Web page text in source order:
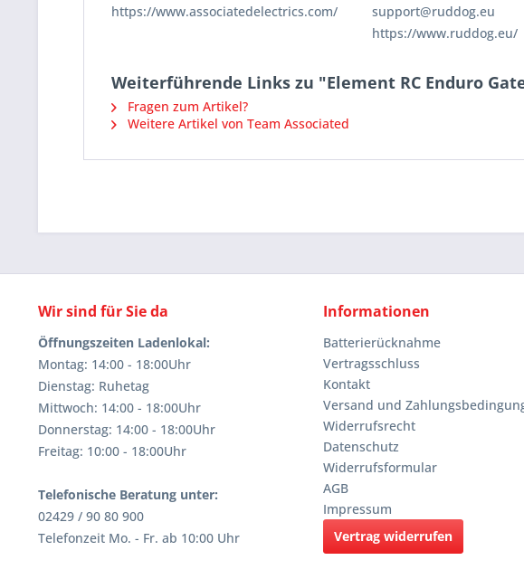
https://www.associatedelectrics.com/
support@ruddog.eu
https://www.ruddog.eu/
Weiterführende Links zu "Element RC Enduro
Fragen zum Artikel?
Weitere Artikel von Team Associated
Wir sind für Sie da
Öffnungszeiten Ladenlokal:
Montag: 14:00 - 18:00Uhr
Dienstag: Ruhetag
Mittwoch: 14:00 - 18:00Uhr
Donnerstag: 14:00 - 18:00Uhr
Freitag: 10:00 - 18:00Uhr
Telefonische Beratung unter:
02429 / 90 80 900
Telefonzeit Mo. - Fr. ab 10:00 Uhr
Informationen
Batterierücknahme
Vertragsschluss
Kontakt
Versand und
Widerrufsrecht
Datenschutz
Widerrufsformular
AGB
Impressum
Vertrag widerrufen